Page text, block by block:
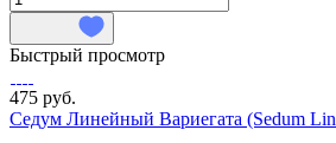
Быстрый просмотр
475 руб.
Седум Линейный Вариегата (Sedum